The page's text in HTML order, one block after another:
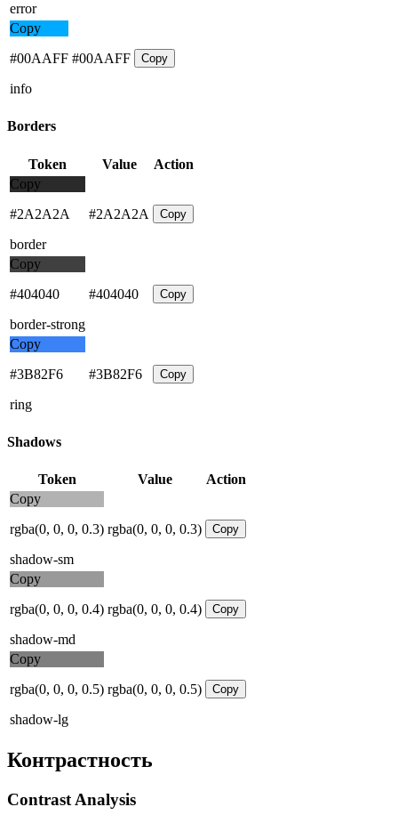
error
Copy
#00AAFF
info
#00AAFF Copy
Borders
Token Value
Action
Copy
#2A2A2A
border
#2A2A2A Copy
Copy
#404040
border-strong
#404040 Copy
Copy
#3B82F6
ring
#3B82F6 Copy
Shadows
Token Value
Action
Copy
rgba(0, 0, 0, 0.3)
shadow-sm
rgba(0, 0, 0, 0.3) Copy
Copy
rgba(0, 0, 0, 0.4)
shadow-md
rgba(0, 0, 0, 0.4) Copy
Copy
rgba(0, 0, 0, 0.5)
shadow-lg
rgba(0, 0, 0, 0.5) Copy
Контрастность
Contrast Analysis